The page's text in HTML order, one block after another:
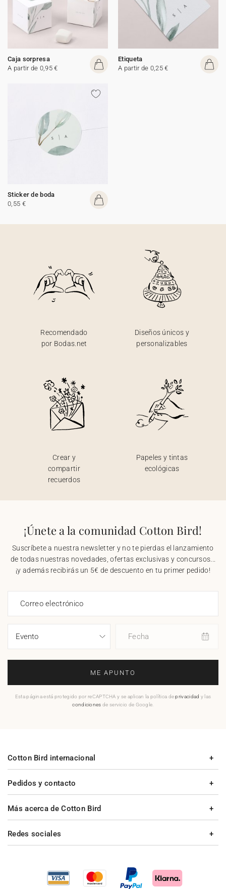
Caja sorpresa
A partir de 0,95 €
Etiqueta
A partir de 0,25 €
Sticker de boda
0,55 €
Recomendado
por Bodas.net
Diseños únicos y
personalizables
Crear y
compartir
recuerdos
Papeles y tintas
ecológicas
¡Únete a la comunidad Cotton Bird!
Suscríbete a nuestra newsletter y no te pierdas el lanzamiento
de todas nuestras novedades, ofertas exclusivas y concursos...
¡y además recibirás un 5€ de descuento en tu primer pedido!
Correo electrónico
Fecha
ME APUNTO
Esta página está protegido por reCAPTCHA y se aplican la política deprivacidad y las
condiciones de servicio de Google.
Pedidos y contacto
Más acerca de Cotton Bird
Cotton Bird internacional
Redes sociales